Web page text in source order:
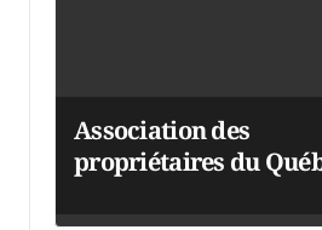
Association des
propriétaires du